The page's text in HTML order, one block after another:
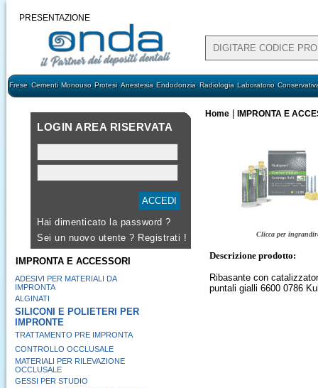
PRESENTAZIONE
Frese Cementi Monouso Protesi Anestesia Endodonzia Radiologia Laboratorio
LOGIN AREA RISERVATA
Hai dimenticato la password ?
Sei un nuovo utente ? Registrati !
IMPRONTA E ACCESSORI
ADESIVI PER MATERIALI DA
IMPRONTA
ALGINATI
SILICONI E POLIETERI PER
IMPRONTE
TRATTAMENTO PRE IMPRONTA
CONTROLLO OCCLUSALE
MATERIALI PER RILEVAZIONE
OCCLUSALE
GESSI PER STUDIO
Home IMPRONTA E
Clicca per
Descrizione prodotto:
Ribasante con
puntali gialli 6600 0786